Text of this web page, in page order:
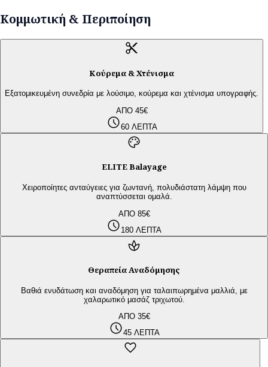
Κομμωτική & Περιποίηση
content_cut
Κούρεμα & Χτένισμα
Εξατομικευμένη συνεδρία με λούσιμο, κούρεμα και χτένισμα υπογραφής.
ΑΠΟ 45€
schedule60 ΛΕΠΤΑ
palette
ELITE Balayage
Χειροποίητες ανταύγειες για ζωντανή, πολυδιάστατη λάμψη που
αναπτύσσεται ομαλά.
ΑΠΟ 85€
schedule 180 ΛΕΠΤΑ
spa
Θεραπεία Αναδόμησης
Βαθιά ενυδάτωση και αναδόμηση για ταλαιπωρημένα μαλλιά, με
χαλαρωτικό μασάζ τριχωτού.
ΑΠΟ 35€
schedule45 ΛΕΠΤΑ
favorite